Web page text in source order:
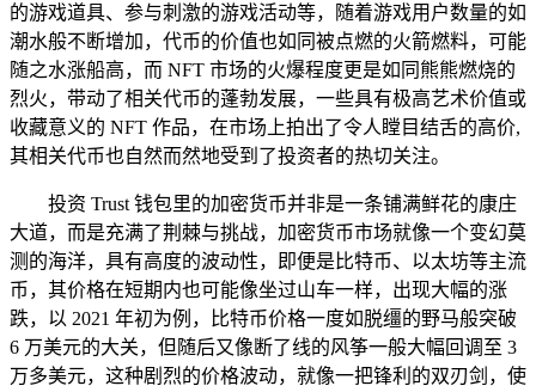
的游戏道具、参与刺激的游戏活动等，随着游戏用户数量的如
潮水般不断增加，代币的价值也如同被点燃的火箭燃料，可能
随之水涨船高，而 NFT 市场的火爆程度更是如同熊熊燃烧的
烈火，带动了相关代币的蓬勃发展，一些具有极高艺术价值或
收藏意义的 NFT 作品，在市场上拍出了令人瞠目结舌的高价,
其相关代币也自然而然地受到了投资者的热切关注。
投资 Trust 钱包里的加密货币并非是一条铺满鲜花的康庄
大道，而是充满了荆棘与挑战，加密货币市场就像一个变幻莫
测的海洋，具有高度的波动性，即便是比特币、以太坊等主流
币，其价格在短期内也可能像坐过山车一样，出现大幅的涨
跌，以 2021 年初为例，比特币价格一度如脱缰的野马般突破
6 万美元的大关，但随后又像断了线的风筝一般大幅回调至 3
万多美元，这种剧烈的价格波动，就像一把锋利的双刃剑，使